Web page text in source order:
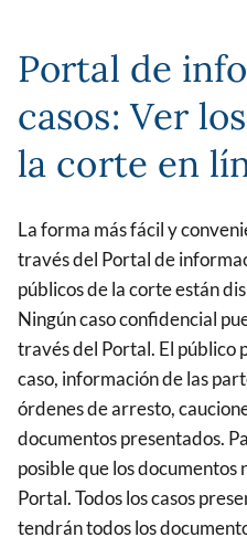
Portal de
casos: Ver
la corte en
La forma más fácil y
través del Portal de
públicos de la corte están
Ningún caso confidencial
través del Portal. El público
caso, información de las
órdenes de arresto,
documentos presentados.
posible que los documentos
Portal. Todos los casos
tendrán todos los